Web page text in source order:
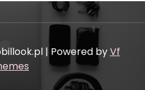
| Powered byVf